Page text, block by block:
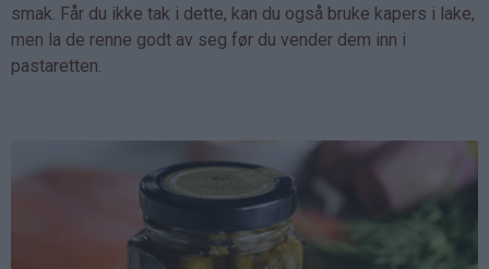
smak. Får du ikke tak i dette, kan du også bruke kapers i lake,
men la de renne godt av seg før du vender dem inn i
pastaretten.